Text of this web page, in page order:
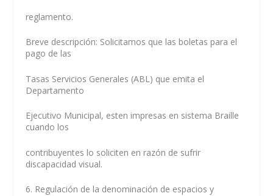
reglamento.
Breve descripción: Solicitamos que las boletas para el
pago de las
Tasas Servicios Generales (ABL) que emita el
Departamento
Ejecutivo Municipal, esten impresas en sistema Braille
cuando los
contribuyentes lo soliciten en razón de sufrir
discapacidad visual.
6. Regulación de la denominación de espacios y